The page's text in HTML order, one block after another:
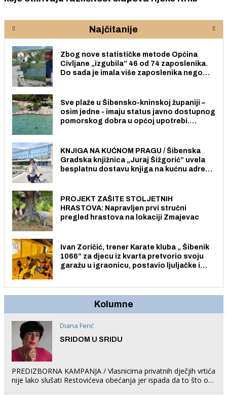
Najčitanije
Zbog nove statističke metode Općina
Civljane „izgubila” 46 od 74 zaposlenika.
Do sada je imala više zaposlenika nego
Sve plaže u Šibensko-kninskoj županiji –
osim jedne - imaju status javno dostupnog
pomorskog dobra u općoj upotrebi.
KNJIGA NA KUĆNOM PRAGU / Šibenska
Gradska knjižnica „Juraj Šižgorić” uvela
besplatnu dostavu knjiga na kućnu adresu
PROJEKT ZAŠITE STOLJETNIH
HRASTOVA: Napravljen prvi stručni
pregled hrastova na lokaciji Zmajevac
Ivan Zoričić, trener Karate kluba „ Šibenik
1066” za djecu iz kvarta pretvorio svoju
garažu u igraonicu, postavio ljuljačke i
Kolumne
Diana Ferić
SRIDOM U SRIDU
PREDIZBORNA KAMPANJA / Vlasnicima privatnih dječjih vrtića
nije lako slušati Restovićeva obećanja jer ispada da to što oni